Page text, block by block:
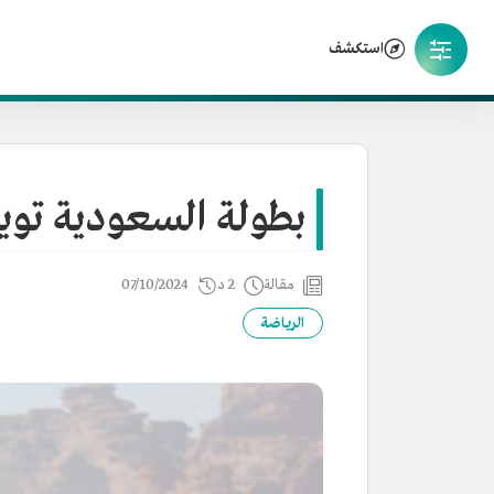
استكشف
بطولة السعودية تويوتا
مقالة 2 د 07/10/2024
الرياضة